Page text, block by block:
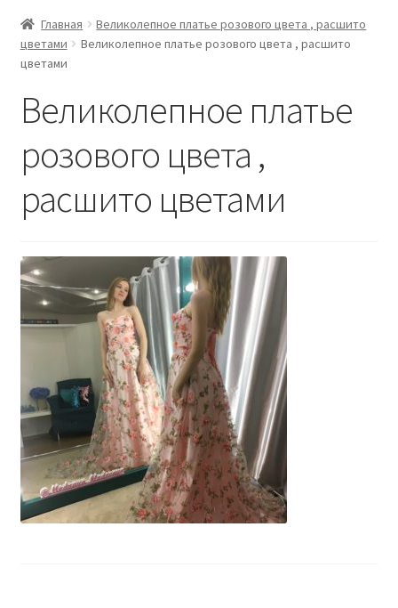
Главная
Великолепное платье розового цвета , расшито
цветами
Великолепное платье розового цвета , расшито
цветами
Великолепное платье
розового цвета ,
расшито цветами